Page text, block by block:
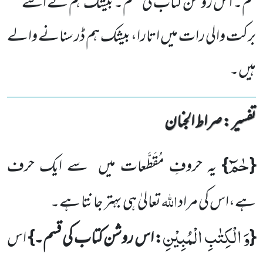
برکت والی رات میں اتارا، بیشک ہم ڈر سنانے والے
ہیں۔
تفسیر : ‎صراط الجنان
{حٰمٓ} یہ حروفِ مُقَطَّعات میں سے ایک حرف
ہے،اس کی مراداللہتعالیٰ ہی بہتر جانتا ہے۔
{وَ الْكِتٰبِ الْمُبِیْنِ: اس روشن کتاب کی قسم۔}اس